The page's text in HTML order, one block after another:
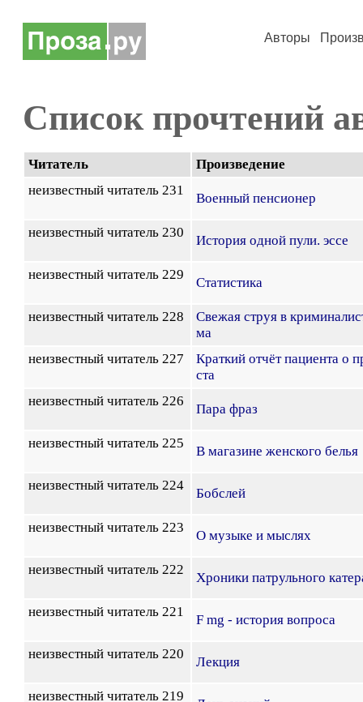
Авторы
Список прочтений
Читатель
Произведение
неизвестный читатель 231
Военный пенсионер
неизвестный читатель 230
История одной пули. эссе
неизвестный читатель 229
Статистика
неизвестный читатель 228
Свежая струя в
ма
неизвестный читатель 227
Краткий отчёт пациента о
ста
неизвестный читатель 226
Пара фраз
неизвестный читатель 225
В магазине женского белья
неизвестный читатель 224
Бобслей
неизвестный читатель 223
О музыке и мыслях
неизвестный читатель 222
Хроники патрульного
неизвестный читатель 221
F mg - история вопроса
неизвестный читатель 220
Лекция
неизвестный читатель 219